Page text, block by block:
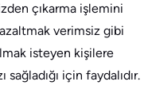
çıkarma işlemini
verimsiz gibi
isteyen kişilere
sağladığı için faydalıdır.